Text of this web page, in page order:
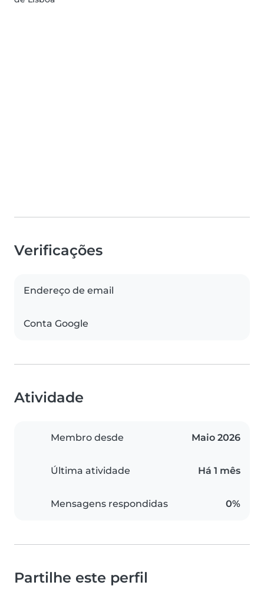
Verificações
Endereço de email
Conta Google
Atividade
Membro desde Maio 2026
Última atividade Há 1 mês
Mensagens respondidas 0%
Partilhe este perfil